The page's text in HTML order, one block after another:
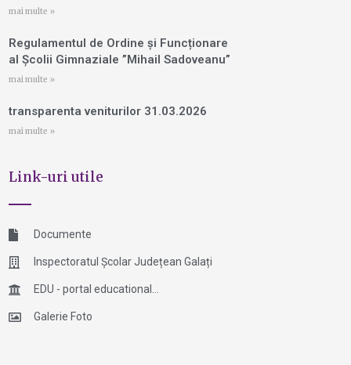
mai multe »
Regulamentul de Ordine și Funcționare
al Școlii Gimnaziale ”Mihail Sadoveanu”
mai multe »
transparenta veniturilor 31.03.2026
mai multe »
Link-uri utile
Documente
Inspectoratul Școlar Județean Galați
EDU - portal educational...
Galerie Foto